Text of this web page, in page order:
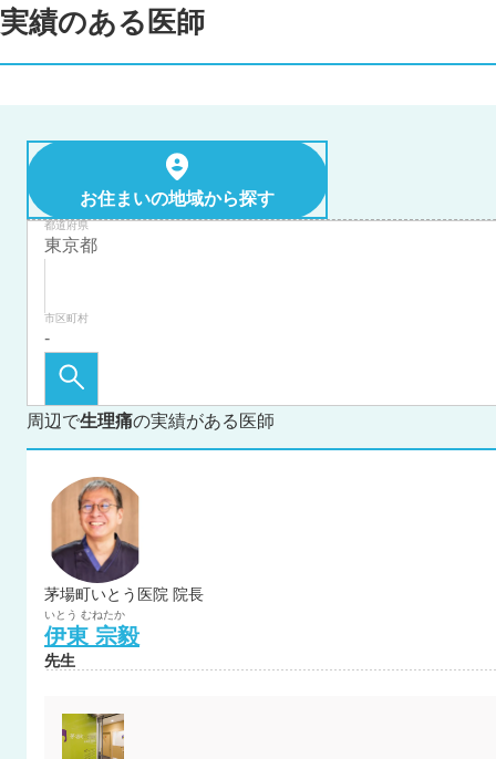
実績のある医師
お住まいの地域から探す
都道府県
市区町村
周辺で生理痛の実績がある医師
茅場町いとう医院 院長
いとう むねたか
伊東 宗毅
先生